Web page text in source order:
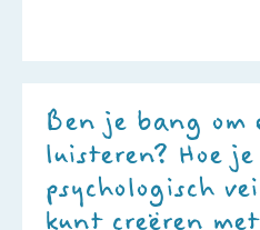
Ben je bang om
luisteren? Hoe
psychologisch
kunt creëren